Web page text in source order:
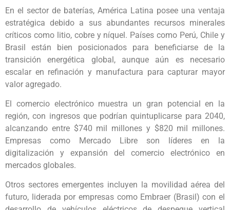
En el sector de baterías, América Latina posee una ventaja
estratégica debido a sus abundantes recursos minerales
críticos como litio, cobre y níquel. Países como Perú, Chile y
Brasil están bien posicionados para beneficiarse de la
transición energética global, aunque aún es necesario
escalar en refinación y manufactura para capturar mayor
valor agregado.
El comercio electrónico muestra un gran potencial en la
región, con ingresos que podrían quintuplicarse para 2040,
alcanzando entre $740 mil millones y $820 mil millones.
Empresas como Mercado Libre son líderes en la
digitalización y expansión del comercio electrónico en
mercados globales.
Otros sectores emergentes incluyen la movilidad aérea del
futuro, liderada por empresas como Embraer (Brasil) con el